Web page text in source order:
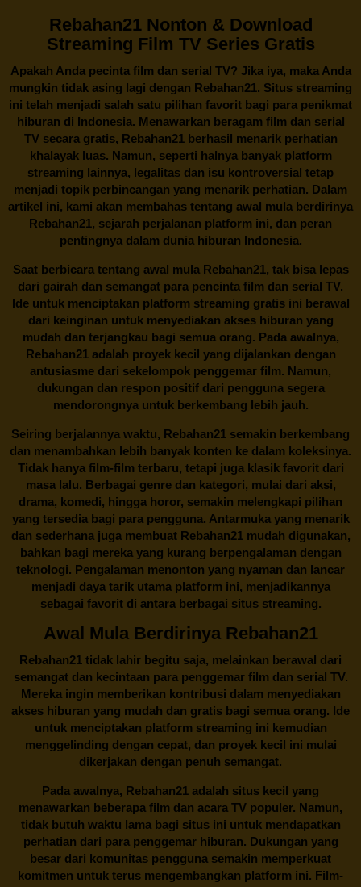
Rebahan21 Nonton & Download
Streaming Film TV Series Gratis
Apakah Anda pecinta film dan serial TV? Jika iya, maka Anda
mungkin tidak asing lagi dengan Rebahan21. Situs streaming
ini telah menjadi salah satu pilihan favorit bagi para penikmat
hiburan di Indonesia. Menawarkan beragam film dan serial
TV secara gratis, Rebahan21berhasil menarik perhatian
khalayak luas. Namun, seperti halnya banyak platform
streaming lainnya, legalitas dan isu kontroversial tetap
menjadi topik perbincangan yang menarik perhatian. Dalam
artikel ini, kami akan membahas tentang awal mula berdirinya
Rebahan21, sejarah perjalanan platform ini, dan peran
pentingnya dalam dunia hiburan Indonesia.
Saat berbicara tentang awal mula Rebahan21, tak bisa lepas
dari gairah dan semangat para pencinta film dan serial TV.
Ide untuk menciptakan platform streaming gratis ini berawal
dari keinginan untuk menyediakan akses hiburan yang
mudah dan terjangkau bagi semua orang. Pada awalnya,
Rebahan21 adalah proyek kecil yang dijalankan dengan
antusiasme dari sekelompok penggemar film. Namun,
dukungan dan respon positif dari pengguna segera
mendorongnya untuk berkembang lebih jauh.
Seiring berjalannya waktu, Rebahan21 semakin berkembang
dan menambahkan lebih banyak konten ke dalam koleksinya.
Tidak hanya film-film terbaru, tetapi juga klasik favorit dari
masa lalu. Berbagai genre dan kategori, mulai dari aksi,
drama, komedi, hingga horor, semakin melengkapi pilihan
yang tersedia bagi para pengguna. Antarmuka yang menarik
dan sederhana juga membuatRebahan21mudah digunakan,
bahkan bagi mereka yang kurang berpengalaman dengan
teknologi. Pengalaman menonton yang nyaman dan lancar
menjadi daya tarik utama platform ini, menjadikannya
sebagai favorit di antara berbagai situs streaming.
Awal Mula Berdirinya Rebahan21
Rebahan21 tidak lahir begitu saja, melainkan berawal dari
semangat dan kecintaan para penggemar film dan serial TV.
Mereka ingin memberikan kontribusi dalam menyediakan
akses hiburan yang mudah dan gratis bagi semua orang. Ide
untuk menciptakan platform streaming ini kemudian
menggelinding dengan cepat, dan proyek kecil ini mulai
dikerjakan dengan penuh semangat.
Pada awalnya, Rebahan21 adalah situs kecil yang
menawarkan beberapa film dan acara TV populer. Namun,
tidak butuh waktu lama bagi situs ini untuk mendapatkan
perhatian dari para penggemar hiburan. Dukungan yang
besar dari komunitas pengguna semakin memperkuat
komitmen untuk terus mengembangkan platform ini. Film-